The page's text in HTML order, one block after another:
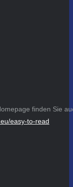
finden Sie
easy-to-read